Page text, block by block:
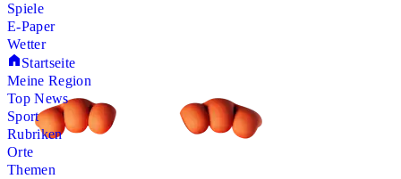
Spiele
E-Paper
Wetter
Startseite
Meine Region
Top News
Sport
Rubriken
Orte
Themen